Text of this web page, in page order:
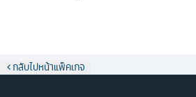
กลับไปหน้าแพ็คเกจ